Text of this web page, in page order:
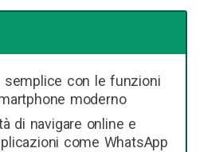
semplice con le funzioni
moderno
di navigare online e
come WhatsApp